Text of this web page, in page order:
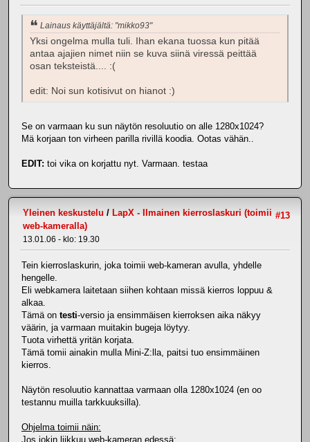
Lainaus käyttäjältä: "mikko93"
Yksi ongelma mulla tuli. Ihan ekana tuossa kun pitää
antaa ajajien nimet niin se kuva siinä viressä peittää
osan teksteistä.... :(
edit: Noi sun kotisivut on hianot :)
Se on varmaan ku sun näytön resoluutio on alle 1280x1024?
Mä korjaan ton virheen parilla rivillä koodia. Ootas vähän..
EDIT: toi vika on korjattu nyt. Varmaan. testaa
#13
Yleinen keskustelu / LapX - Ilmainen kierroslaskuri (toimii
web-kameralla)
13.01.06 - klo: 19.30
Tein kierroslaskurin, joka toimii web-kameran avulla, yhdelle
hengelle.
Eli webkamera laitetaan siihen kohtaan missä kierros loppuu &
alkaa.
Tämä on testi-versio ja ensimmäisen kierroksen aika näkyy
väärin, ja varmaan muitakin bugeja löytyy.
Tuota virhettä yritän korjata.
Tämä tomii ainakin mulla Mini-Z:lla, paitsi tuo ensimmäinen
kierros.
Näytön resoluutio kannattaa varmaan olla 1280x1024 (en oo
testannu muilla tarkkuuksilla).
Ohjelma toimii näin:
Jos jokin liikkuu web-kameran edessä: